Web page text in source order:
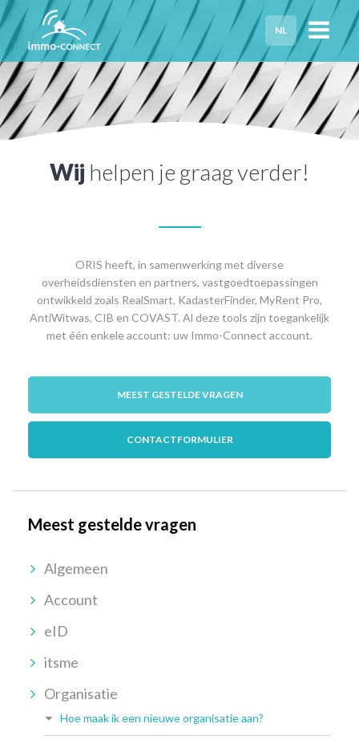
NL
HOME
PRIVACY
Wij helpen je graag verder!
ORIS heeft, in samenwerking met diverse
overheidsdiensten en partners, vastgoedtoepassingen
ontwikkeld zoals RealSmart, KadasterFinder, MyRent Pro,
AntiWitwas, CIB en COVAST. Al deze tools zijn toegankelijk
met één enkele account: uw Immo-Connect account.
MEEST GESTELDE VRAGEN
CONTACTFORMULIER
Meest gestelde vragen
Algemeen
Account
eID
itsme
Organisatie
Hoe maak ik een nieuwe organisatie aan?